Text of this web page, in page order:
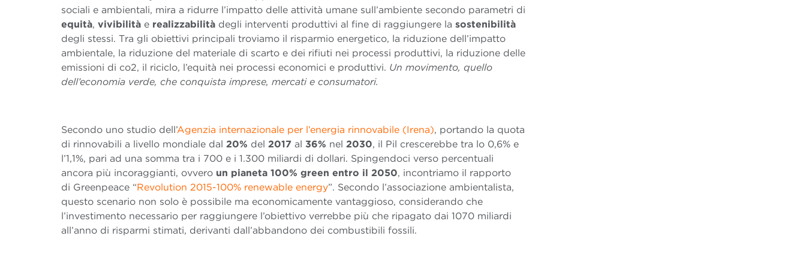
sociali e ambientali, mira a ridurre l’impatto delle attività umane sull’ambiente secondo parametri di
equità, vivibilità e realizzabilità degli interventi produttivi al fine di raggiungere la sostenibilità
degli stessi. Tra gli obiettivi principali troviamo il risparmio energetico, la riduzione dell’impatto
ambientale, la riduzione del materiale di scarto e dei rifiuti nei processi produttivi, la riduzione delle
emissioni di co2, il riciclo, l’equità nei processi economici e produttivi. Un movimento, quello
dell’economia verde, che conquista imprese, mercati e consumatori.
Secondo uno studio dell’Agenzia internazionale per l’energia rinnovabile (Irena), portando la quota
di rinnovabili a livello mondiale dal 20% del 2017 al 36% nel 2030, il Pil crescerebbe tra lo 0,6% e
l’1,1%, pari ad una somma tra i 700 e i 1.300 miliardi di dollari. Spingendoci verso percentuali
ancora più incoraggianti, ovvero un pianeta 100% green entro il 2050, incontriamo il rapporto
di Greenpeace “Revolution 2015-100% renewable energy”. Secondo l’associazione ambientalista,
questo scenario non solo è possibile ma economicamente vantaggioso, considerando che
l’investimento necessario per raggiungere l’obiettivo verrebbe più che ripagato dai 1070 miliardi
all’anno di risparmi stimati, derivanti dall’abbandono dei combustibili fossili.